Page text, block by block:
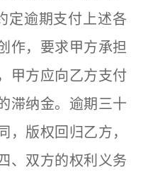
定逾期支付上述各
作，要求甲方承担
甲方应向乙方支付
滞纳金。逾期三十
，版权回归乙方，
、双方的权利义务